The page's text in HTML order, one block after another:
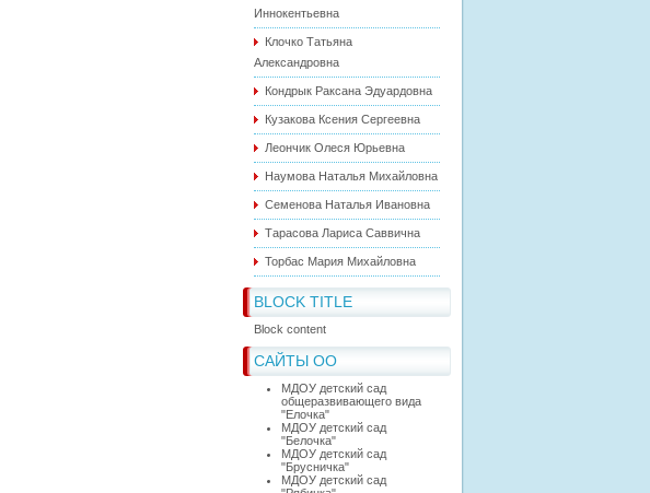
Иннокентьевна
Клочко Татьяна
Александровна
Кондрык Раксана Эдуардовна
Кузакова Ксения Сергеевна
Леончик Олеся Юрьевна
Наумова Наталья Михайловна
Семенова Наталья Ивановна
Тарасова Лариса Саввична
Торбас Мария Михайловна
BLOCK TITLE
Block content
САЙТЫ ОО
МДОУ детский сад
общеразвивающего вида
"Елочка"
МДОУ детский сад
"Белочка"
МДОУ детский сад
"Брусничка"
МДОУ детский сад